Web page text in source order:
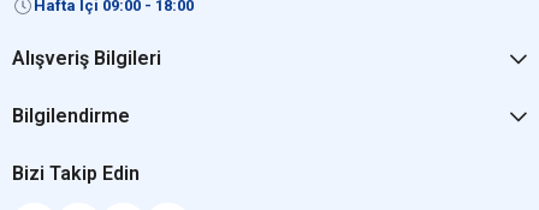
Hafta İçi 09:00 - 18:00
Alışveriş Bilgileri
Bilgilendirme
Bizi Takip Edin